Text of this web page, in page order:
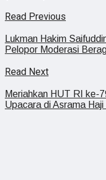
Read Previous
Lukman Hakim
Pelopor Moderasi
Read Next
Meriahkan HUT RI ke-
Upacara di Asrama